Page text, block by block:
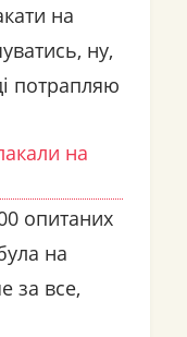
на
ну,
потрапляю
на
опитаних
на
за все,